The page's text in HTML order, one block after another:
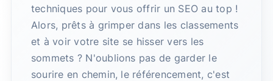
techniques pour vous offrir un SEO au top !
Alors, prêts à grimper dans les classements
et à voir votre site se hisser vers les
sommets ? N'oublions pas de garder le
sourire en chemin, le référencement, c'est